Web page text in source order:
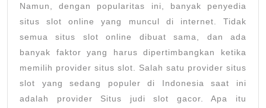
Namun, dengan popularitas ini, banyak penyedia
situs slot online yang muncul di internet. Tidak
semua situs slot online dibuat sama, dan ada
banyak faktor yang harus dipertimbangkan ketika
memilih provider situs slot. Salah satu provider situs
slot yang sedang populer di Indonesia saat ini
adalah provider Situs judi slot gacor. Apa itu